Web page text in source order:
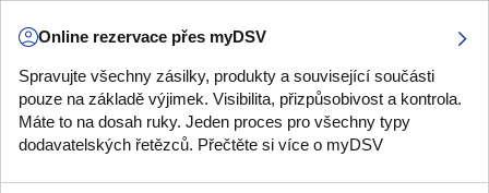
Online rezervace přes myDSV
Spravujte všechny zásilky, produkty a související součásti
pouze na základě výjimek. Visibilita, přizpůsobivost a kontrola.
Máte to na dosah ruky. Jeden proces pro všechny typy
dodavatelských řetězců. Přečtěte si více o myDSV